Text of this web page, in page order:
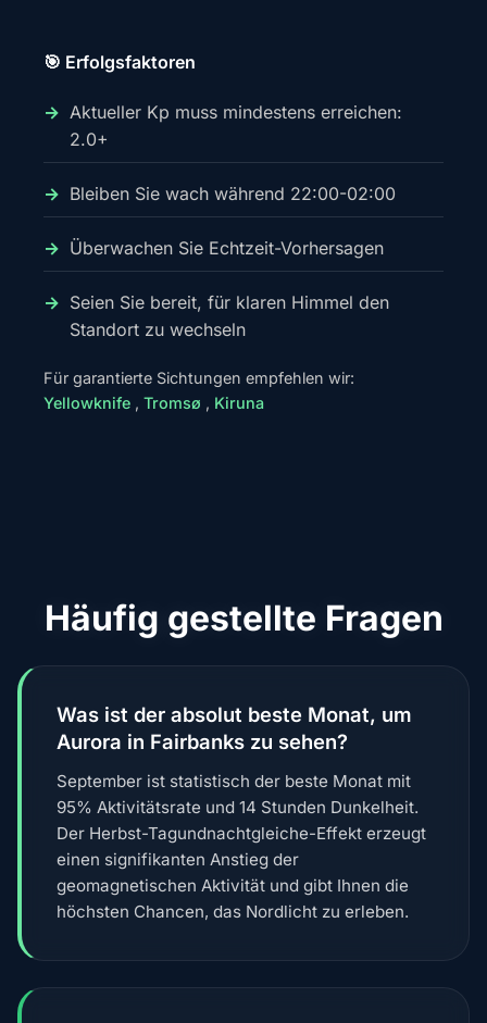
🎯 Erfolgsfaktoren
Aktueller Kp muss mindestens erreichen:
2.0+
Bleiben Sie wach während 22:00-02:00
Überwachen Sie Echtzeit-Vorhersagen
Seien Sie bereit, für klaren Himmel den
Standort zu wechseln
Für garantierte Sichtungen empfehlen wir:
Yellowknife , Tromsø , Kiruna
Häufig gestellte Fragen
Was ist der absolut beste Monat, um
Aurora in Fairbanks zu sehen?
September ist statistisch der beste Monat mit
95% Aktivitätsrate und 14 Stunden Dunkelheit.
Der Herbst-Tagundnachtgleiche-Effekt erzeugt
einen signifikanten Anstieg der
geomagnetischen Aktivität und gibt Ihnen die
höchsten Chancen, das Nordlicht zu erleben.